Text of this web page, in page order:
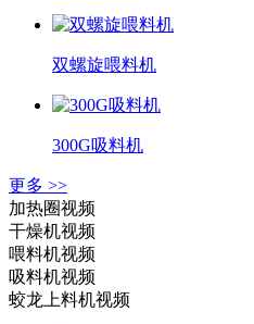
双螺旋喂料机
300G吸料机
更多 >>
加热圈视频
干燥机视频
喂料机视频
吸料机视频
蛟龙上料机视频